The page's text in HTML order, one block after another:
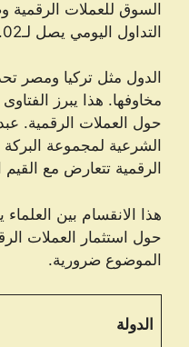
التداول اليومي يصل لـ2.02 مليار دولار.
الدول مثل تركيا ومصر
مخاوفها. هذا يبرز
حول العملات الرقمية.
الشرعية لمجموعة
الرقمية تتعارض مع
هذا الانقسام بين
حول استثمار العملات
الموضوع ضرورية.
الدولة